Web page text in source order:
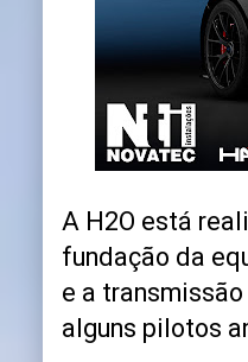
A H2O está
fundação da
e a
alguns pilotos